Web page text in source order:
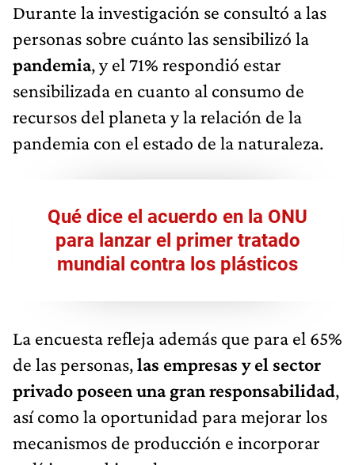
Durante la investigación se consultó a las
personas sobre cuánto las sensibilizó la
pandemia, y el 71% respondió estar
sensibilizada en cuanto al consumo de
recursos del planeta y la relación de la
pandemia con el estado de la naturaleza.
Qué dice el acuerdo en la ONU
para lanzar el primer tratado
mundial contra los plásticos
La encuesta refleja además que para el 65%
de las personas,las empresas y el sector
privado poseen una gran responsabilidad,
así como la oportunidad para mejorar los
mecanismos de producción e incorporar